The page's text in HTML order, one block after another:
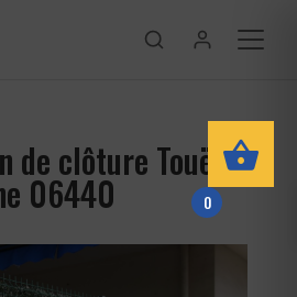
de clôture Touët-
06440 0